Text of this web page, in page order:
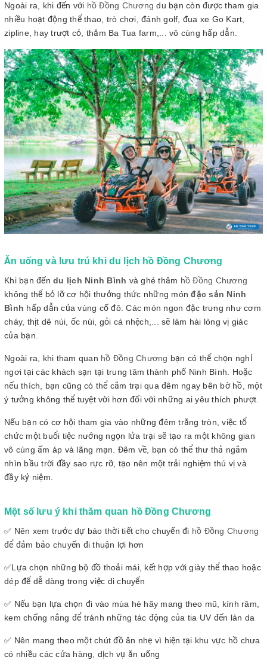
Ngoài ra, khi đến với hồ Đồng Chương du bạn còn được tham gia
nhiều hoạt động thể thao, trò chơi, đánh golf, đua xe Go Kart,
zipline, hay trượt cỏ, thăm Ba Tua farm,... vô cùng hấp dẫn.
Ăn uống và lưu trú khi du lịch hồ Đồng Chương
Khi bạn đến du lịch Ninh Bình và ghé thăm hồ Đồng Chương
không thể bỏ lỡ cơ hội thưởng thức những mónđặc sản Ninh
Bình hấp dẫn của vùng cố đô. Các món ngon đặc trưng như cơm
cháy, thịt dê núi, ốc núi, gỏi cá nhệch,... sẽ làm hài lòng vị giác
của bạn.
Ngoài ra, khi tham quan hồ Đồng Chương bạn có thể chọn nghỉ
ngơi tại các khách sạn tại trung tâm thành phố Ninh Bình. Hoặc
nếu thích, bạn cũng có thể cắm trại qua đêm ngay bên bờ hồ, một
ý tưởng không thể tuyệt vời hơn đối với những ai yêu thích phượt.
Nếu bạn có cơ hội tham gia vào những đêm trăng tròn, việc tổ
chức một buổi tiệc nướng ngọn lửa trại sẽ tạo ra một không gian
vô cùng ấm áp và lãng mạn. Đêm về, bạn có thể thư thả ngắm
nhìn bầu trời đầy sao rực rỡ, tạo nên một trải nghiệm thú vị và
đầy kỷ niệm.
Một số lưu ý khi thăm quan hồ Đồng Chương
✅ Nên xem trước dự báo thời tiết cho chuyến đi hồ Đồng Chương
để đảm bảo chuyến đi thuận lợi hơn
✅Lựa chọn những bộ đồ thoải mái, kết hợp với giày thể thao hoặc
dép để dễ dàng trong việc di chuyển
✅ Nếu bạn lựa chọn đi vào mùa hè hãy mang theo mũ, kính râm,
kem chống nắng để tránh những tác động của tia UV đến làn da
✅ Nên mang theo một chút đồ ăn nhẹ vì hiện tại khu vực hồ chưa
có nhiều các cửa hàng, dịch vụ ăn uống